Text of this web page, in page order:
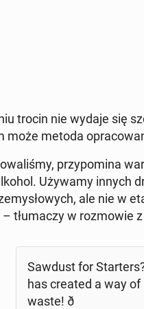
trocin nie wydaje się
może metoda
przy­po­mi­na
Używamy innych
ale nie w
tłu­ma­czy w roz­mo­wie
Sawdust for Star­ters?
has created a way
waste! ð